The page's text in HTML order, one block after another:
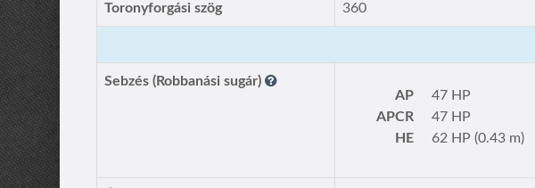
Toronyforgási szög 360
Sebzés (Robbanási sugár)
AP
47 HP
APCR
47 HP
HE
62 HP (0.43 m)